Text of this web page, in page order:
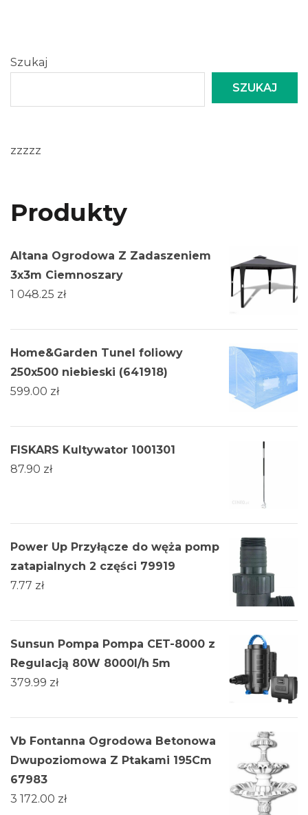
Szukaj
SZUKAJ
zzzzz
Produkty
Altana Ogrodowa Z Zadaszeniem
3x3m Ciemnoszary
1 048.25 zł
Home&Garden Tunel foliowy
250x500 niebieski (641918)
599.00 zł
FISKARS Kultywator 1001301
87.90 zł
Power Up Przyłącze do węża pomp
zatapialnych 2 części 79919
7.77 zł
Sunsun Pompa Pompa CET-8000 z
Regulacją 80W 8000l/h 5m
379.99 zł
Vb Fontanna Ogrodowa Betonowa
Dwupoziomowa Z Ptakami 195Cm
67983
3 172.00 zł